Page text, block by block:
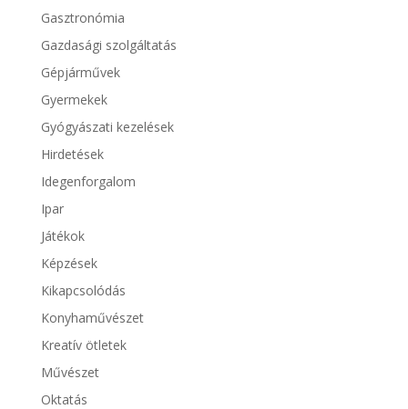
Gasztronómia
Gazdasági szolgáltatás
Gépjárművek
Gyermekek
Gyógyászati kezelések
Hirdetések
Idegenforgalom
Ipar
Játékok
Képzések
Kikapcsolódás
Konyhaművészet
Kreatív ötletek
Művészet
Oktatás